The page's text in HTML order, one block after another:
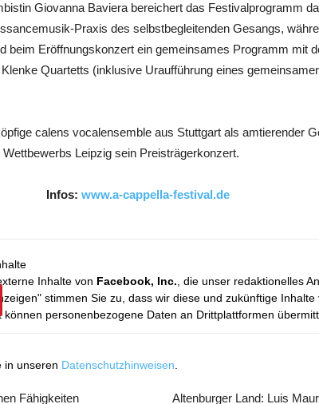
Giovanna Baviera bereichert das Festivalprogramm
Praxis des selbstbegleitenden Gesangs,
beim Eröffnungskonzert ein gemeinsames Programm mit
Quartetts (inklusive Uraufführung eines
calens vocalensemble aus Stuttgart als amtierender
Wettbewerbs Leipzig sein Preisträgerkonzert.
Infos: www.a-cappella-festival.de
Inhalte von Facebook, Inc. , die unser redaktionelles
stimmen Sie zu, dass wir diese und zukünftige Inhalte
personenbezogene Daten an Drittplattformen
in unseren Datenschutzhinweisen
Fähigkeiten
Altenburger Land: Luis